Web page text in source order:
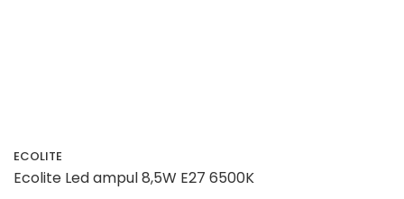
ECOLITE
Ecolite Led ampul 8,5W E27 6500K